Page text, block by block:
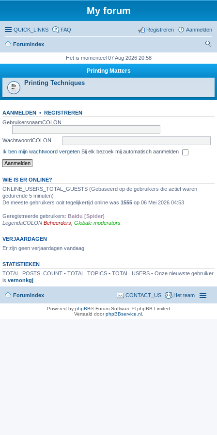
My forum
QUICK_LINKS FAQ Aanmelden
Registreren
Forumindex
n
Het is momenteel 07 Aug 2026 20:58
Printing Matters
Printing Techniques
AANMELDEN • REGISTREREN
GebruikersnaamCOLON
WachtwoordCOLON
Ik ben mijn wachtwoord vergeten Bij elk bezoek mij automatisch aanmelden
WIE IS ER ONLINE?
ONLINE_USERS_TOTAL_GUESTS (Gebaseerd op de gebruikers die actief waren
gedurende 5 minuten)
De meeste gebruikers ooit tegelijkertijd online was 1555 op 06 Mei 2026 04:53
Geregistreerde gebruikers: Baidu [Spider]
LegendaCOLON Beheerders Globale moderators
VERJAARDAGEN
Er zijn geen verjaardagen vandaag
STATISTIEKEN
TOTAL_POSTS_COUNT • TOTAL_TOPICS • TOTAL_USERS • Onze nieuwste gebruiker
is vernonkgj
Forumindex Het team
CONTACT_US
Powered by phpBB® Forum Software © phpBB Limited
Vertaald doorphpBBservice.nl.